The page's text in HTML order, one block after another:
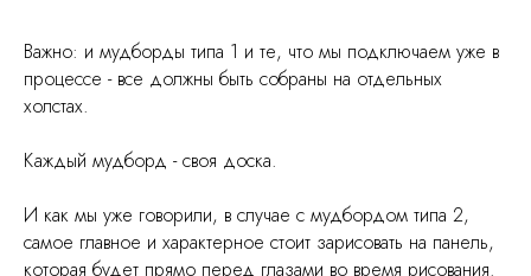
Важно: и мудборды типа 1 и те, что мы подключаем уже в
процессе - все должны быть собраны на отдельных
холстах.
Каждый мудборд - своя доска.
И как мы уже говорили, в случае с мудбордом типа 2,
самое главное и характерное стоит зарисовать на панель,
которая будет прямо перед глазами во время рисования.